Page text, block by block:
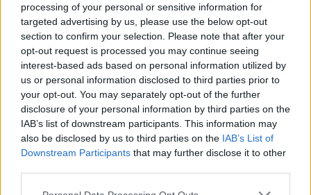
processing of your personal or sensitive information for
targeted advertising by us, please use the below opt-out
section to confirm your selection. Please note that after your
opt-out request is processed you may continue seeing
interest-based ads based on personal information utilized by
us or personal information disclosed to third parties prior to
your opt-out. You may separately opt-out of the further
disclosure of your personal information by third parties on the
IAB’s list of downstream participants. This information may
also be disclosed by us to third parties on the IAB’s List of
Downstream Participants that may further disclose it to other
ΠΡΙΝ 5 ΏΡΕΣ
Με επιτυχίες όπως τα «Thank You»,
«White Flag» και τη θρυλική συνεργασία
της με τον Eminem στο «Stan», η Dido
έγινε μία από τις μεγαλύτερες ποπ σταρ
των 00s
Η πιο δύσκολη στιγμή στη ζωή
του Barack Obama δεν συνέβη
στον Λευκό Οίκο
ΠΡΙΝ 5 ΏΡΕΣ
Η νύχτα που ο Barack και η Michelle